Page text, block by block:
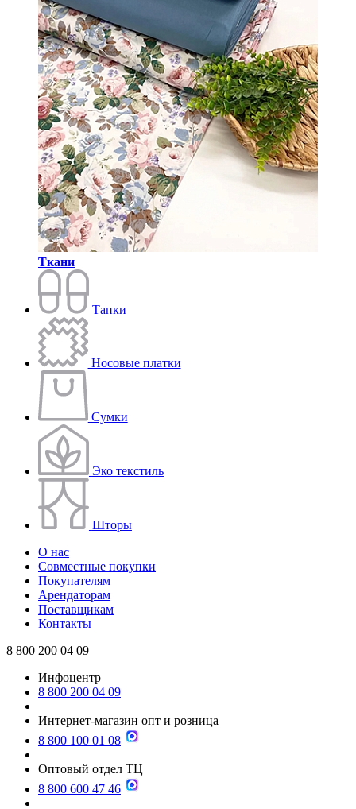
Ткани
Тапки
Носовые платки
Сумки
Эко текстиль
Шторы
О нас
Совместные покупки
Покупателям
Арендаторам
Поставщикам
Контакты
8 800 200 04 09
Инфоцентр
8 800 200 04 09
Интернет-магазин опт и розница
8 800 100 01 08
Оптовый отдел ТЦ
8 800 600 47 46